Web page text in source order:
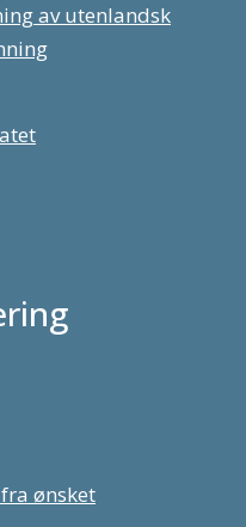
av utenlandsk
ønsket